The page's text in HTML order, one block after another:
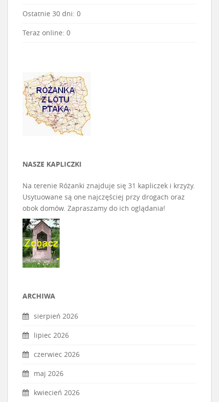
Ostatnie 30 dni: 0
Teraz online: 0
NASZE KAPLICZKI
Na terenie Różanki znajduje się 31 kapliczek i krzyży.
Usytuowane są one najczęściej przy drogach oraz
obok domów. Zapraszamy do ich oglądania!
ARCHIWA
sierpień 2026
lipiec 2026
czerwiec 2026
maj 2026
kwiecień 2026